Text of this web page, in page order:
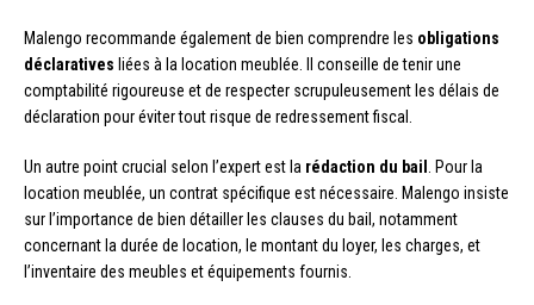
Malengo recommande également de bien comprendre les obligations
déclaratives liées à la location meublée. Il conseille de tenir une
comptabilité rigoureuse et de respecter scrupuleusement les délais de
déclaration pour éviter tout risque de redressement fiscal.
Un autre point crucial selon l’expert est la rédaction du bail . Pour la
location meublée, un contrat spécifique est nécessaire. Malengo insiste
sur l’importance de bien détailler les clauses du bail, notamment
concernant la durée de location, le montant du loyer, les charges, et
l’inventaire des meubles et équipements fournis.